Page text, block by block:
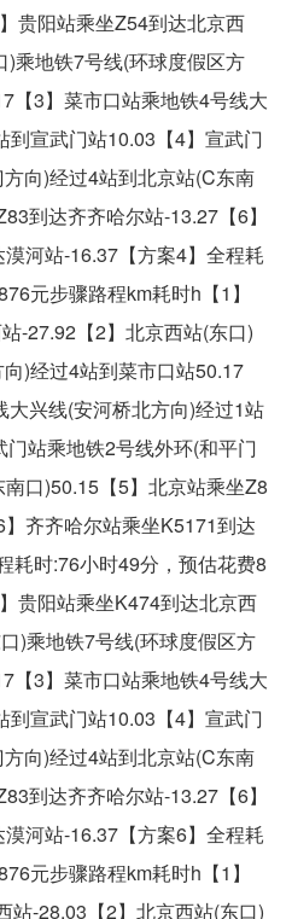
贵阳站乘坐Z54到达北京西
乘地铁7号线(环球度假区方
【3】菜市口站乘地铁4号线大
到宣武门站10.03【4】宣武门
向)经过4站到北京站(C东南
到达齐齐哈尔站-13.27【6】
河站-16.37【方案4】全程耗
元步骤路程km耗时h【1】
-27.92【2】北京西站(东口)
)经过4站到菜市口站50.17
大兴线(安河桥北方向)经过1站
站乘地铁2号线外环(和平门
口)50.15【5】北京站乘坐Z8
齐齐哈尔站乘坐K5171到达
耗时:76小时49分，预估花费8
贵阳站乘坐K474到达北京西
)乘地铁7号线(环球度假区方
【3】菜市口站乘地铁4号线大
到宣武门站10.03【4】宣武门
向)经过4站到北京站(C东南
到达齐齐哈尔站-13.27【6】
河站-16.37【方案6】全程耗
元步骤路程km耗时h【1】
站-28.03【2】北京西站(东口)